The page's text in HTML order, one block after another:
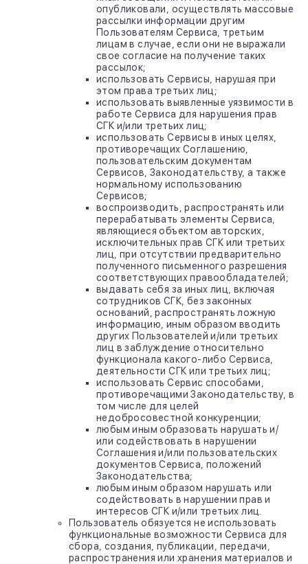
опубликовали, осуществлять массовые
рассылки информации другим
Пользователям Сервиса, третьим
лицам в случае, если они не выражали
свое согласие на получение таких
рассылок;
использовать Сервисы, нарушая при
этом права третьих лиц;
использовать выявленные уязвимости в
работе Сервиса для нарушения прав
СГК и/или третьих лиц;
использовать Сервисы в иных целях,
противоречащих Соглашению,
пользовательским документам
Сервисов, Законодательству, а также
нормальному использованию
Сервисов;
воспроизводить, распространять или
перерабатывать элементы Сервиса,
являющиеся объектом авторских,
исключительных прав СГК или третьих
лиц, при отсутствии предварительно
полученного письменного разрешения
соответствующих правообладателей;
выдавать себя за иных лиц, включая
сотрудников СГК, без законных
оснований, распространять ложную
информацию, иным образом вводить
других Пользователей и/или третьих
лиц в заблуждение относительно
функционала какого-либо Сервиса,
деятельности СГК или третьих лиц;
использовать Сервис способами,
противоречащими Законодательству, в
том числе для целей
недобросовестной конкуренции;
любым иным образовать нарушать и/
или содействовать в нарушении
Соглашения и/или пользовательских
документов Сервиса, положений
Законодательства;
любым иным образом нарушать или
содействовать в нарушении прав и
интересов СГК и/или третьих лиц.
Пользователь обязуется не использовать
функциональные возможности Сервиса для
сбора, создания, публикации, передачи,
распространения или хранения материалов и